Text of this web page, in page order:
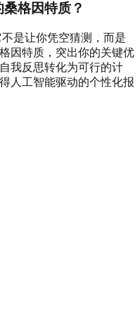
格因特质？
是让你凭空猜测，而是
因特质，突出你的关键优
我反思转化为可行的计
人工智能驱动的个性化报